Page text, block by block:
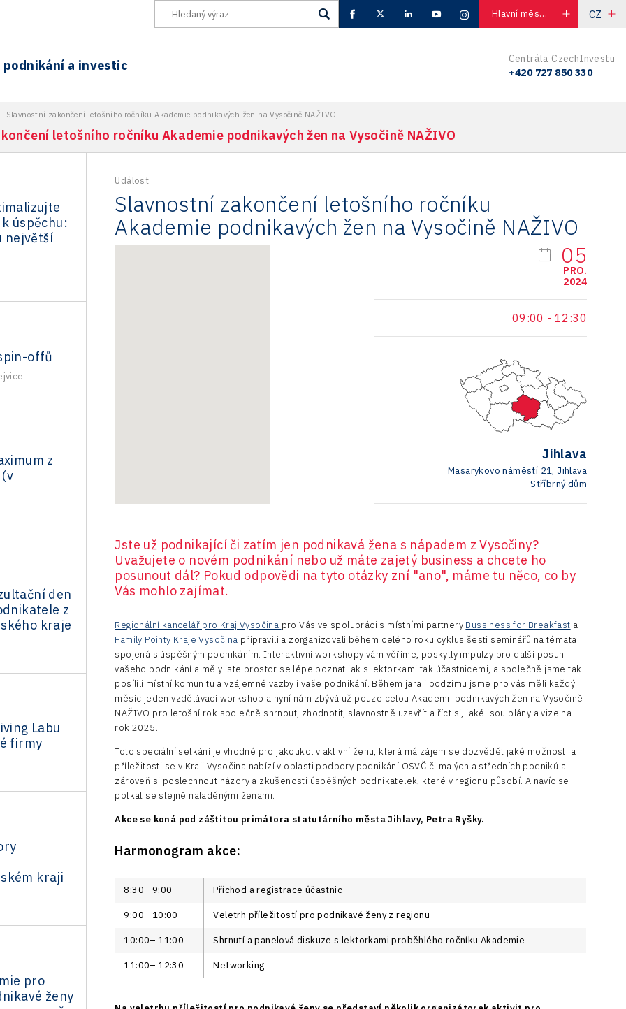
Hlavní město Praha CZ
a investic
Centrála CzechInvestu
+420 727 850 330
Slavnostní zakončení letošního ročníku Akademie podnikavých žen na Vysočině NAŽIVO
letošního ročníku Akademie podnikavých žen na Vysočině NAŽIVO
úspěchu:
největší
offů
z
den
z
kraje
Labu
firmy
kraji
pro
ženy
Událost
Slavnostní zakončení letošního ročníku
Akademie podnikavých žen na Vysočině NAŽIVO
05
PRO.
2024
09:00 - 12:30
Jihlava
Masarykovo náměstí 21, Jihlava
Stříbrný dům
Jste už podnikající či zatím jen podnikavá žena s nápadem z Vysočiny?
Uvažujete o novém podnikání nebo už máte zajetý business a chcete ho
posunout dál? Pokud odpovědi na tyto otázky zní "ano", máme tu něco, co by
Vás mohlo zajímat.
Regionální kancelář pro Kraj Vysočina pro Vás ve spolupráci s místními partnery Bussiness for Breakfast a
Family Pointy Kraje Vysočina připravili a zorganizovali během celého roku cyklus šesti seminářů na témata
spojená s úspěšným podnikáním. Interaktivní workshopy vám věříme, poskytly impulzy pro další posun
vašeho podnikání a měly jste prostor se lépe poznat jak s lektorkami tak účastnicemi, a společně jsme tak
posílili místní komunitu a vzájemné vazby i vaše podnikání. Během jara i podzimu jsme pro vás měli každý
měsíc jeden vzdělávací workshop a nyní nám zbývá už pouze celou Akademii podnikavých žen na Vysočině
NAŽIVO pro letošní rok společně shrnout, zhodnotit, slavnostně uzavřít a říct si, jaké jsou plány a vize na
rok 2025.
Toto speciální setkání je vhodné pro jakoukoliv aktivní ženu, která má zájem se dozvědět jaké možnosti a
příležitosti se v Kraji Vysočina nabízí v oblasti podpory podnikání OSVČ či malých a středních podniků a
zároveň si poslechnout názory a zkušenosti úspěšných podnikatelek, které v regionu působí. A navíc se
potkat se stejně naladěnými ženami.
Akce se koná pod záštitou primátora statutárního města Jihlavy, Petra Ryšky.
Harmonogram akce:
8:30–⁠⁠⁠⁠⁠⁠9:00 Příchod a registrace účastnic
9:00–⁠⁠⁠⁠⁠⁠10:00 Veletrh příležitostí pro podnikavé ženy z regionu
10:00–⁠⁠⁠⁠⁠⁠11:00 Shrnutí a panelová diskuze s lektorkami proběhlého ročníku Akademie
11:00–⁠⁠⁠⁠⁠⁠12:30 Networking